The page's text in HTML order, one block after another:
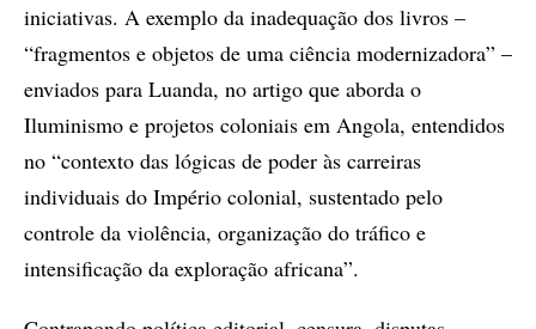
iniciativas. A exemplo da inadequação dos livros –
“fragmentos e objetos de uma ciência modernizadora” –
enviados para Luanda, no artigo que aborda o
Iluminismo e projetos coloniais em Angola, entendidos
no “contexto das lógicas de poder às carreiras
individuais do Império colonial, sustentado pelo
controle da violência, organização do tráfico e
intensificação da exploração africana”.